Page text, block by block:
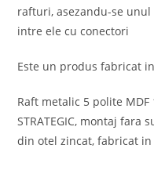
rafturi, asezandu-se
intre ele cu conectori
Este un produs fabricat
Raft metalic 5 polite MDF
STRATEGIC, montaj
din otel zincat, fabricat in